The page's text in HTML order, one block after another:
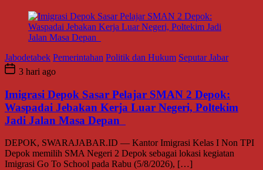
Jabodetabek Pemerintahan Politik dan Hukum Seputar Jabar
3 hari ago
Imigrasi Depok Sasar Pelajar SMAN 2 Depok:
Waspadai Jebakan Kerja Luar Negeri, Poltekim
Jadi Jalan Masa Depan
DEPOK, SWARAJABAR.ID — Kantor Imigrasi Kelas I Non TPI
Depok memilih SMA Negeri 2 Depok sebagai lokasi kegiatan
Imigrasi Go To School pada Rabu (5/8/2026), […]